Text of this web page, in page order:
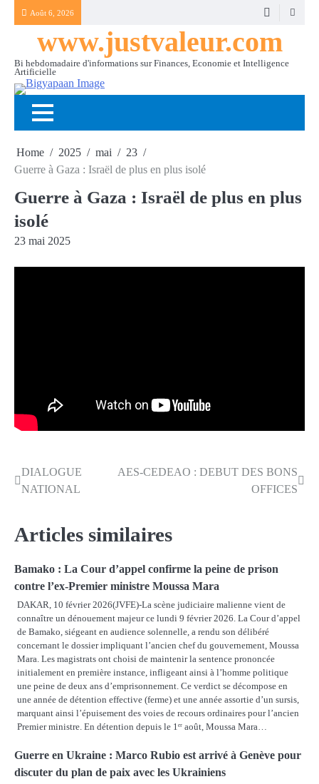
Août 6, 2026
www.justvaleur.com
Bi hebdomadaire d'informations sur Finances, Economie et Intelligence
Artificielle
Home 2025 mai
23
Guerre à Gaza : Israël de plus en plus isolé
Guerre à Gaza : Israël de plus en plus
isolé
23 mai 2025
Navigation
l’article
DIALOGUE
NATIONAL
AES-CEDEAO : DEBUT DES BONS
OFFICES
Articles similaires
Bamako : La Cour d’appel confirme la peine de prison
contre l’ex-Premier ministre Moussa Mara
DAKAR, 10 février 2026(JVFE)-La scène judiciaire malienne vient de
connaître un dénouement majeur ce lundi 9 février 2026. La Cour d’appel
de Bamako, siégeant en audience solennelle, a rendu son délibéré
concernant le dossier impliquant l’ancien chef du gouvernement, Moussa
Mara. Les magistrats ont choisi de maintenir la sentence prononcée
initialement en première instance, infligeant ainsi à l’homme politique
une peine de deux ans d’emprisonnement. Ce verdict se décompose en
une année de détention effective (ferme) et une année assortie d’un sursis,
marquant ainsi l’épuisement des voies de recours ordinaires pour l’ancien
Premier ministre. En détention depuis le 1ᵉʳ août, Moussa Mara…
Guerre en Ukraine : Marco Rubio est arrivé à Genève pour
discuter du plan de paix avec les Ukrainiens